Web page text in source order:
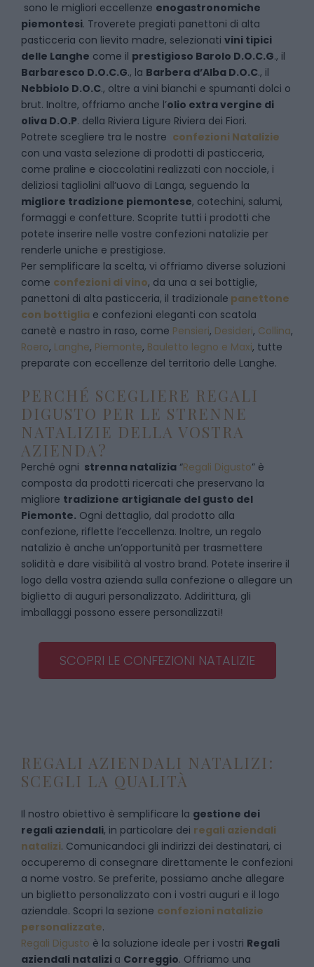
sono le migliori eccellenze enogastronomiche
piemontesi. Troverete pregiati panettoni di alta
pasticceria con lievito madre, selezionati vini tipici
delle Langhe come il prestigioso Barolo D.O.C.G., il
Barbaresco D.O.C.G., la Barbera d’Alba D.O.C., il
Nebbiolo D.O.C., oltre a vini bianchi e spumanti dolci o
brut. Inoltre, offriamo anche l’olio extra vergine di
oliva D.O.P. della Riviera Ligure Riviera dei Fiori.
Potrete scegliere tra le nostre confezioni Natalizie
con una vasta selezione di prodotti di pasticceria,
come praline e cioccolatini realizzati con nocciole, i
deliziosi tagliolini all’uovo di Langa, seguendo la
migliore tradizione piemontese, cotechini, salumi,
formaggi e confetture. Scoprite tutti i prodotti che
potete inserire nelle vostre confezioni natalizie per
renderle uniche e prestigiose.
Per semplificare la scelta, vi offriamo diverse soluzioni
come confezioni di vino, da una a sei bottiglie,
panettoni di alta pasticceria, il tradizionale panettone
con bottiglia e confezioni eleganti con scatola
canetè e nastro in raso, come Pensieri, Desideri, Collina,
Roero, Langhe, Piemonte, Bauletto legno e Maxi, tutte
preparate con eccellenze del territorio delle Langhe.
PERCHÉ SCEGLIERE REGALI
DIGUSTO PER LE STRENNE
NATALIZIE DELLA VOSTRA
AZIENDA?
Perché ogni strenna natalizia “Regali Digusto” è
composta da prodotti ricercati che preservano la
migliore tradizione artigianale del gusto del
Piemonte. Ogni dettaglio, dal prodotto alla
confezione, riflette l’eccellenza. Inoltre, un regalo
natalizio è anche un’opportunità per trasmettere
solidità e dare visibilità al vostro brand. Potete inserire il
logo della vostra azienda sulla confezione o allegare un
biglietto di auguri personalizzato. Addirittura, gli
imballaggi possono essere personalizzati!
SCOPRI LE CONFEZIONI NATALIZIE
REGALI AZIENDALI NATALIZI:
SCEGLI LA QUALITÀ
Il nostro obiettivo è semplificare la gestione dei
regali aziendali, in particolare dei regali aziendali
natalizi. Comunicandoci gli indirizzi dei destinatari, ci
occuperemo di consegnare direttamente le confezioni
a nome vostro. Se preferite, possiamo anche allegare
un biglietto personalizzato con i vostri auguri e il logo
aziendale. Scopri la sezione confezioni natalizie
personalizzate.
Regali Digusto è la soluzione ideale per i vostri Regali
aziendali natalizi a Correggio. Offriamo una